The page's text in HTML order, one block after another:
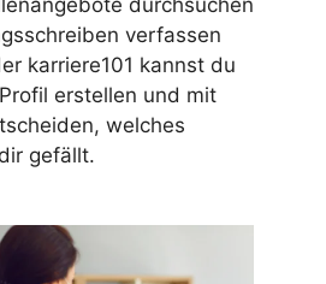
verfassen
karriere101 kannst du
erstellen und mit
welches
gefällt.